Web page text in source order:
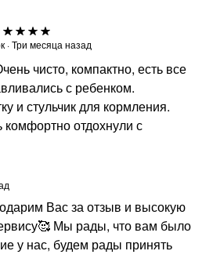
рядом с комплексом.
оформлении бронирования на
что прочитали правила
и принимаете их условия.
время, именно поэтому во
и прохождения
подробнейшую инструкцию
гостей уже оценили
Это быстро, удобно,
·Три месяца назад
чисто, компактно, есть все
с ребенком.
и стульчик для кормления.
отдохнули с
Вас за отзыв и высокую
Мы рады, что вам было
у нас, будем рады принять